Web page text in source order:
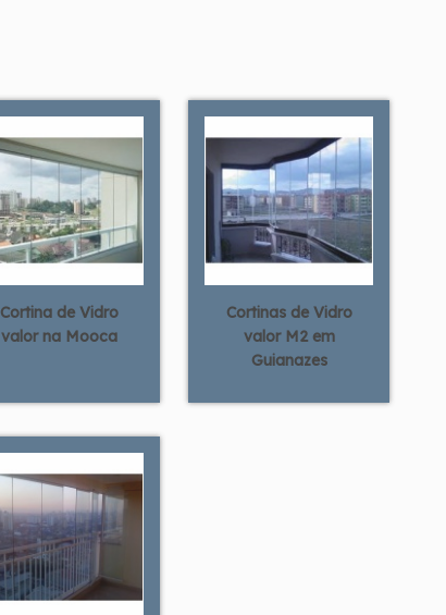
Cortina de Vidro
valor na Mooca
Cortinas de Vidro
valor M2 em
Guianazes